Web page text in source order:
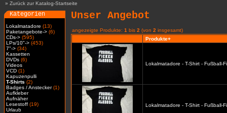
» Zurück zur Katalog-Startseite
Kategorien
Lokalmatadore (13)
Paketangebote-> (6)
CDs-> (595)
LPs/10"-> (453)
7"-> (34)
Kassetten
DVDs (6)
Videos
VCD (1)
Kapuzenpulli
T-Shirts (2)
Badges / Anstecker(1)
Aufkleber
Aufnäher
Lesestoff (19)
Urlaub
Unser Angebot
angezeigte Produkte: 1 bis 2 (von 2 insgesamt)
Produkte+
Lokalmatadore - T-Shirt - Fußball-
Lokalmatadore - T-Shirt - Fußball-